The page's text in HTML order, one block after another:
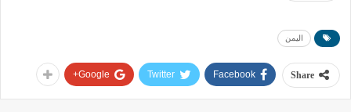
اليمن
Share
Facebook
Twitter
Google+